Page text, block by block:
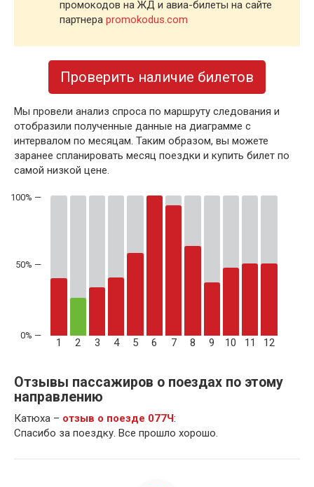
промокодов на ЖД и авиа-билеты на сайте
партнера promokodus.com
Проверить наличие билетов
Мы провели анализ спроса по маршруту следования и
отобразили полученные данные на диаграмме с
интервалом по месяцам. Таким образом, вы можете
заранее спланировать месяц поездки и купить билет по
самой низкой цене.
50% —
1 2 3 4 5 6 7 8 9 10 11 12
Отзывы пассажиров о поездах по этому
направлению
Катюха – отзыв о поезде 077Ч:
Спасибо за поездку. Все прошло хорошо.